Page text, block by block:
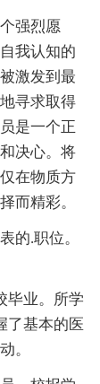
强烈愿
我认知的
激发到最
寻求取得
是一个正
决心。将
在物质方
而精彩。
的.职位。
毕业。所学
了基本的医
。